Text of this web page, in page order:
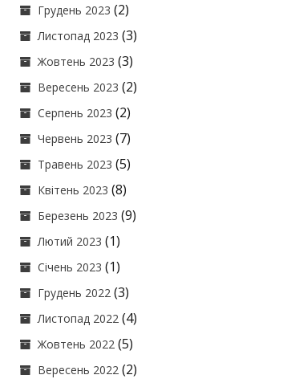
Грудень 2023 (2)
Листопад 2023 (3)
Жовтень 2023 (3)
Вересень 2023 (2)
Серпень 2023 (2)
Червень 2023 (7)
Травень 2023 (5)
Квітень 2023 (8)
Березень 2023 (9)
Лютий 2023 (1)
Січень 2023 (1)
Грудень 2022 (3)
Листопад 2022 (4)
Жовтень 2022 (5)
Вересень 2022 (2)